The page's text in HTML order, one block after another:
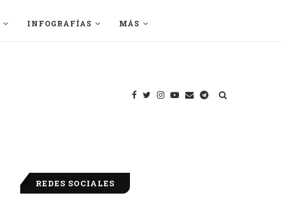
INFOGRAFÍAS MÁS
REDES SOCIALES